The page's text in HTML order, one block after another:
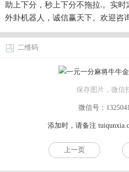
助上下分，秒上下分不拖拉.。实
外卦机器人，诚信赢天下。欢迎咨
二维码
保存图片，微信
微信号：
添加时，请备注
上一页